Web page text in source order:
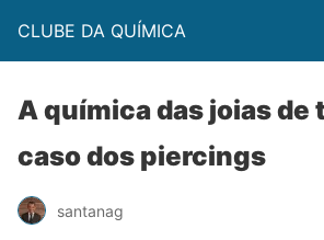
CLUBE DA QUÍMICA
A química das joias de
caso dos piercings
santanag